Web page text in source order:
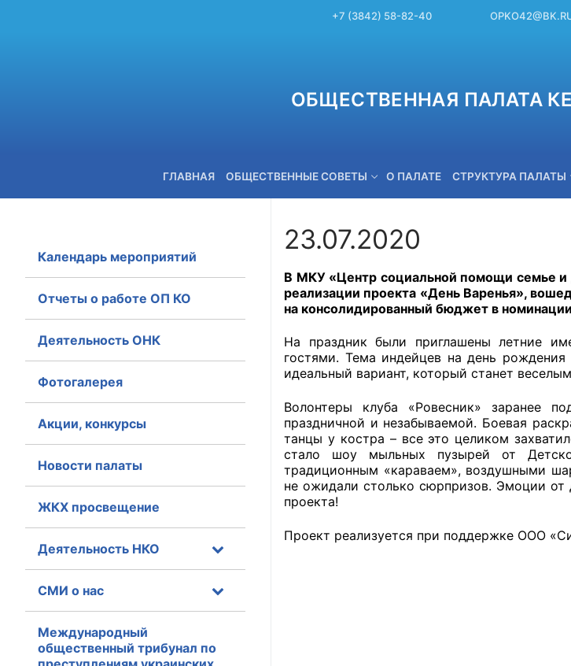
+7 (3842) 58-82-40
ОБЩЕСТВЕННАЯ ПАЛАТА
ГЛАВНАЯ ОБЩЕСТВЕННЫЕ СОВЕТЫ О ПАЛАТЕ СТРУКТУРА ПАЛАТЫ
+7 (3842) 58-82-40
Главная
Общественные советы
Общественные советы при территориальных
исполнительной власти
Общественные советы по проведению
оказания услуг
23.07.2020
В МКУ «Центр социальной помощи семье и
реализации проекта «День Варенья»,
на консолидированный бюджет в
На праздник были приглашены летние
гостями. Тема индейцев на день
идеальный вариант, который станет
Волонтеры клуба «Ровесник» заранее
праздничной и незабываемой. Боевая
танцы у костра – все это целиком
стало шоу мыльных пузырей от
традиционным «караваем», воздушными
не ожидали столько сюрпризов. Эмоции от
проекта!
Проект реализуется при поддержке ООО
Календарь мероприятий
Отчеты о работе ОП КО
Деятельность ОНК
Фотогалерея
Акции, конкурсы
Новости палаты
ЖКХ просвещение
Деятельность НКО
СМИ о нас
Международный
общественный трибунал по